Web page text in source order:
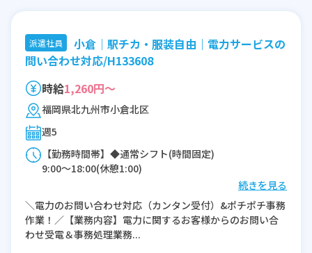
派遣社員
小倉｜駅チカ・服装自由｜電力サービスの
問い合わせ対応/H133608
時給1,260円～
福岡県北九州市小倉北区
週5
【勤務時間帯】◆通常シフト(時間固定)
9:00〜18:00(休憩1:00)
※残業：0〜10時間程度/月
※時短：9時～17時は相談OK!
続きを見る
＼電力のお問い合わせ対応（カンタン受付）&ポチポチ事務
作業！／【業務内容】電力に関するお客様からのお問い合
わせ受電＆事務処理業務...